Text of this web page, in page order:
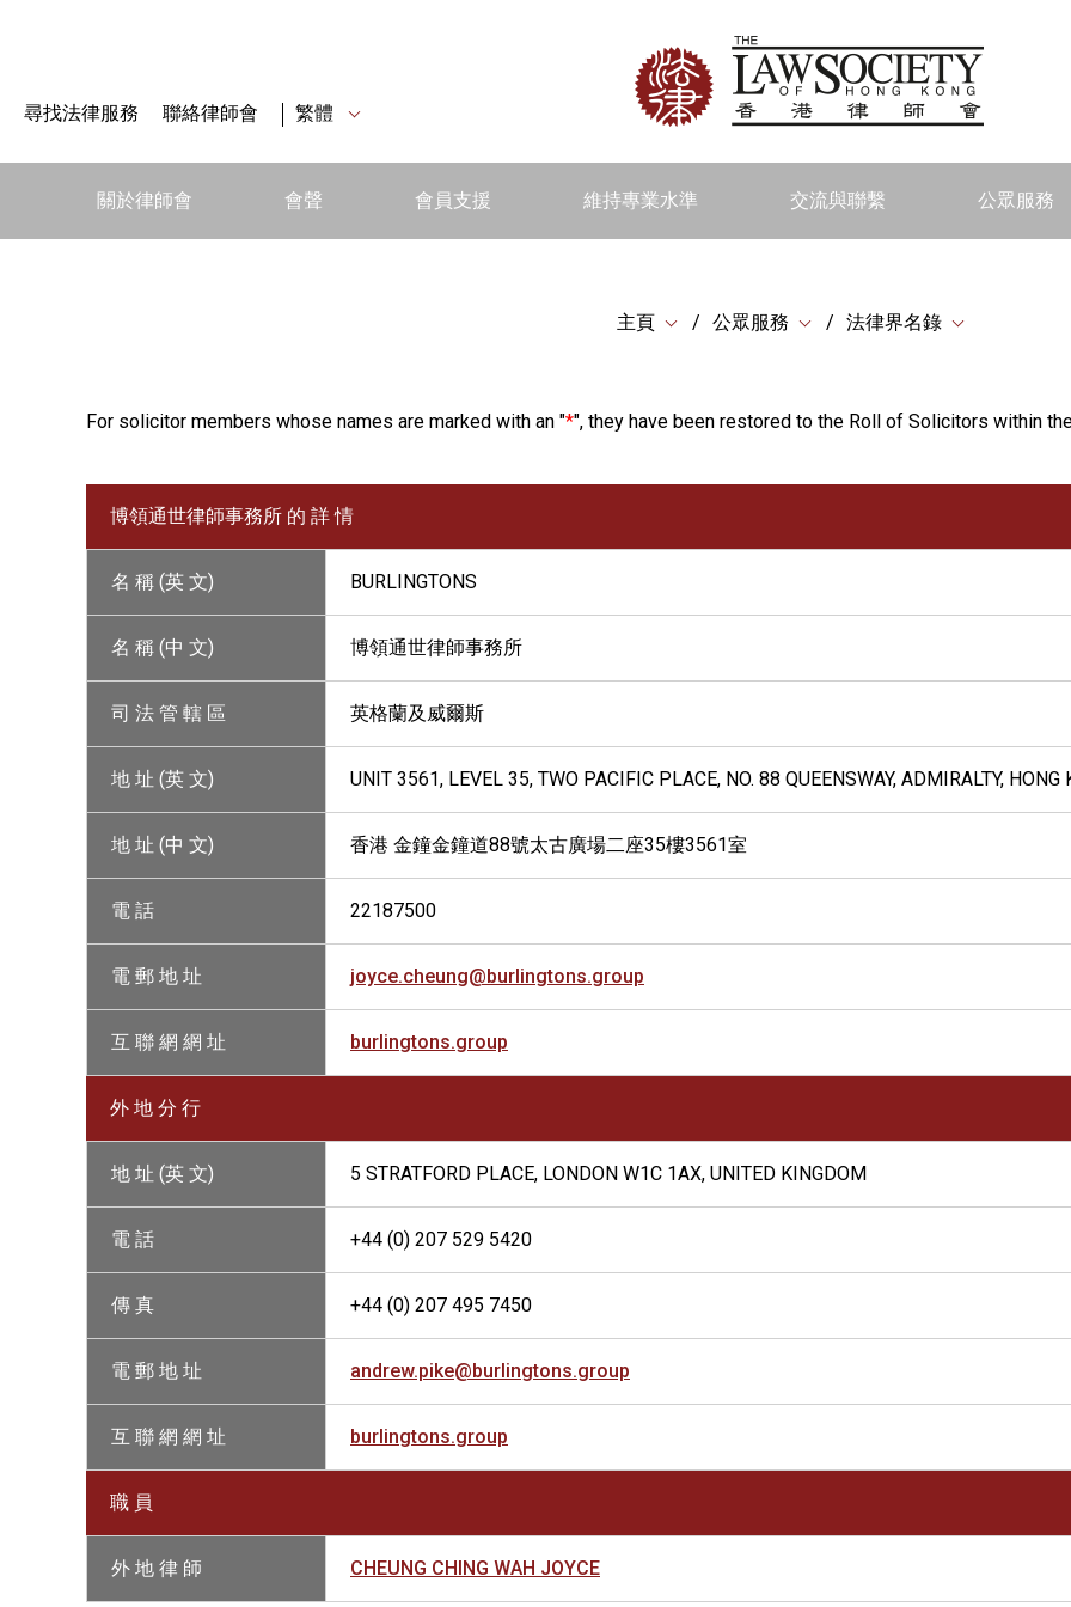
尋找法律服務 聯絡律師會 繁體
關於律師會 會聲 會員支援 維持專業水準 交流與聯繫 公眾服務
主頁 公眾服務 法律界名錄
For solicitor members whose names are marked with an "*", they have been restored to the Roll of Solicitors within
博領通世律師事務所 的 詳 情
名 稱 (英 文) BURLINGTONS
名 稱 (中 文) 博領通世律師事務所
司 法 管 轄 區 英格蘭及威爾斯
地 址 (英 文) UNIT 3561, LEVEL 35, TWO PACIFIC PLACE, NO. 88 QUEENSWAY, ADMIRALTY, HONG
地 址 (中 文) 香港 金鐘金鐘道88號太古廣場二座35樓3561室
電 話 22187500
電 郵 地 址 joyce.cheung@burlingtons.group
互 聯 網 網 址 burlingtons.group
外 地 分 行
地 址 (英 文) 5 STRATFORD PLACE, LONDON W1C 1AX, UNITED KINGDOM
電 話 +44 (0) 207 529 5420
傳 真 +44 (0) 207 495 7450
電 郵 地 址 andrew.pike@burlingtons.group
互 聯 網 網 址 burlingtons.group
職 員
外 地 律 師 CHEUNG CHING WAH JOYCE